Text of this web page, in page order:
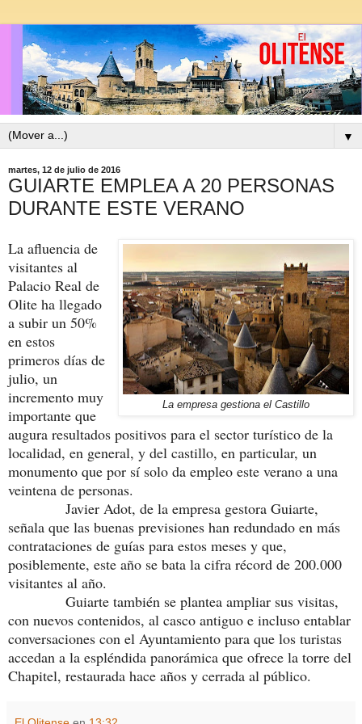
▼
martes, 12 de julio de 2016
GUIARTE EMPLEA A 20 PERSONAS
DURANTE ESTE VERANO
La empresa gestiona el Castillo
La afluencia de
visitantes al
Palacio Real de
Olite ha llegado
a subir un 50%
en estos
primeros días de
julio, un
incremento muy
importante que
augura resultados positivos para el sector turístico de la
localidad, en general, y del castillo, en particular, un
monumento que por sí solo da empleo este verano a una
veintena de personas.
Javier Adot, de la empresa gestora Guiarte,
señala que las buenas previsiones han redundado en más
contrataciones de guías para estos meses y que,
posiblemente, este año se bata la cifra récord de 200.000
visitantes al año.
Guiarte también se plantea ampliar sus visitas,
con nuevos contenidos, al casco antiguo e incluso entablar
conversaciones con el Ayuntamiento para que los turistas
accedan a la espléndida panorámica que ofrece la torre del
Chapitel, restaurada hace años y cerrada al público.